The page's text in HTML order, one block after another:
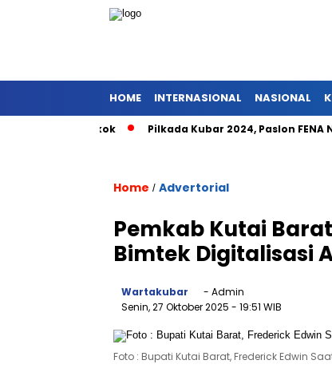
HOME INTERNASIONAL NASIONAL
Pilkada Kubar 2024, Paslon FENA
Home / Advertorial
Pemkab Kutai
Bimtek Digitalisasi
Wartakubar
- Admin
Senin, 27 Oktober 2025 - 19:51 WIB
Foto : Bupati Kutai Barat, Frederick Edwin